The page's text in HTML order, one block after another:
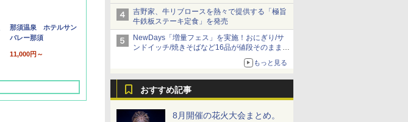
吉野家、牛リブロースを熱々で提供する「極旨
牛鉄板ステーキ定食」を発売
NewDays「増量フェス」を実施！おにぎり/サ
ンドイッチ/焼きそばなど16品が値段そのままで
もっと見る
おすすめ記事
8月開催の花火大会まとめ。
那須温泉 ホテルサン
バレー那須
11,000円～